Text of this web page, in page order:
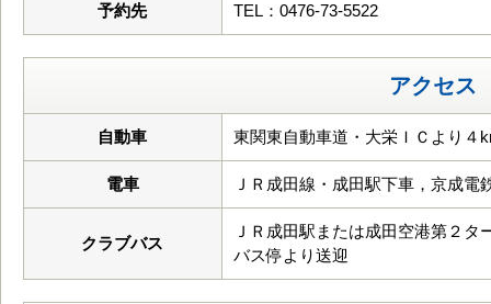
予約先 TEL：0476-73-5522
アクセス
自動車 東関東自動車道・大栄ＩＣより４
電車 ＪＲ成田線・成田駅下車，京成電
クラブバス
ＪＲ成田駅または成田空港第２
バス停より送迎